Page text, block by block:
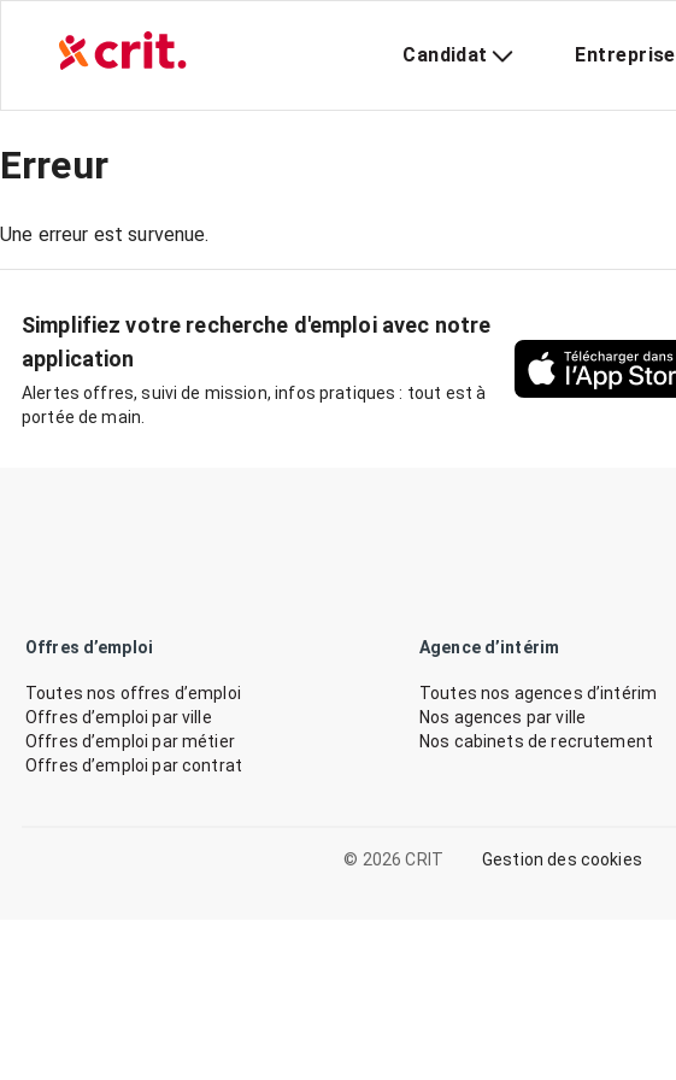
Candidat Entreprise
Erreur
Une erreur est survenue.
Simplifiez votre recherche d'emploi avec notre
application
Alertes offres, suivi de mission, infos pratiques : tout est à
portée de main.
Offres d’emploi
Toutes nos offres d’emploi
Offres d’emploi par ville
Offres d’emploi par métier
Offres d’emploi par contrat
Agence d’intérim
Toutes nos agences d’intérim
Nos agences par ville
Nos cabinets de recrutement
© 2026 CRIT Gestion des cookies